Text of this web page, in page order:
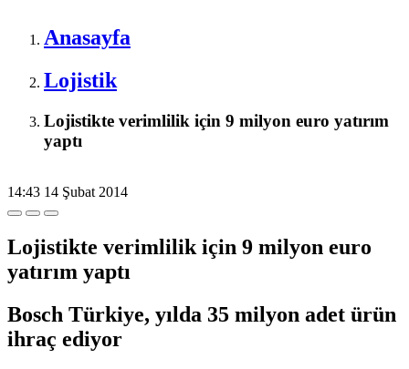
Anasayfa
Lojistik
Lojistikte verimlilik için 9 milyon euro yatırım
yaptı
14:43 14 Şubat 2014
Lojistikte verimlilik için 9 milyon euro
yatırım yaptı
Bosch Türkiye, yılda 35 milyon adet ürün
ihraç ediyor